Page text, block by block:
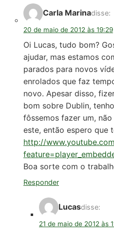
Carla Marinadisse:
20 de maio de 2012 às 19:29
Oi Lucas, tudo bom?
ajudar, mas estamos
parados para novos
enrolados que faz
novo. Apesar disso,
bom sobre Dublin,
fôssemos fazer um,
este, então espero que
http://
Boa sorte com o
Responder
Lucasdisse:
21 de maio de 2012 às